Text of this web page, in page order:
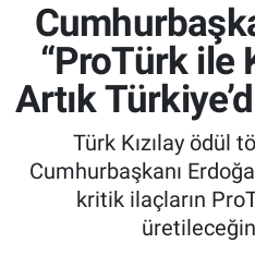
“ProTürk ile
Artık
Türk Kızılay ödül
Cumhurbaşkanı
kritik ilaçların
Ekonomi
Güncel
İnanç
Kadın & Aile
Son Dakika Haberleri
Haber Arşivi